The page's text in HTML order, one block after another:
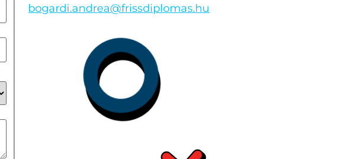
bogardi.andrea@frissdiplomas.hu